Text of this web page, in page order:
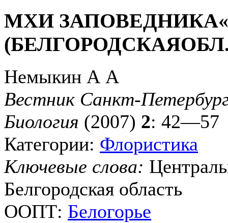
МХИ
Немыкин А А
Вестник Санкт-
Биология (2007) 2: 42—57
Категории: Флористика
Ключевые слова:
Белгородская область
ООПТ: Белогорье